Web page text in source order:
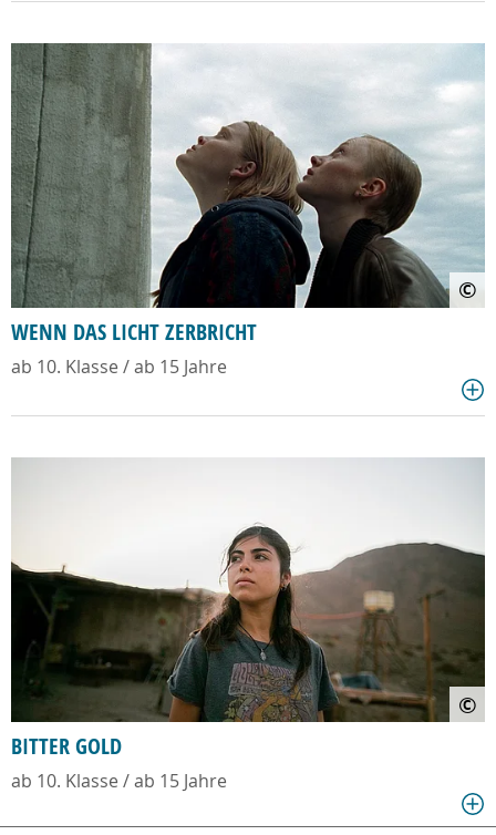
©
WENN DAS LICHT ZERBRICHT
ab 10. Klasse / ab 15 Jahre
©
BITTER GOLD
ab 10. Klasse / ab 15 Jahre